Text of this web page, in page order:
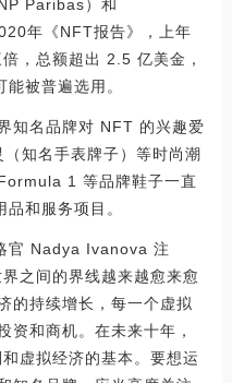
Paribas）和
年《NFT报告》，上年
，总额超出 2.5 亿美金，
被普遍选用。
知名品牌对 NFT 的兴趣爱
知名手表牌子）等时尚潮
1 等品牌鞋子一直
和服务项目。
官 Nadya Ivanova 注
之间的界线越来越愈来愈
的持续增长，每一个虚拟
资和商机。在未来十年，
虚拟经济的基本。要想运